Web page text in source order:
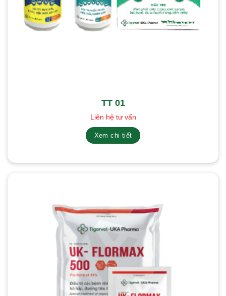
TT 01
Liên hệ tư vấn
Xem chi tiết